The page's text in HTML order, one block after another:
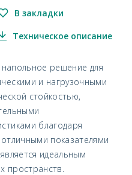
В закладки
Техническое описание
решение для
и нагрузочными
стойкостью,
благодаря
показателями
идеальным
пространств.